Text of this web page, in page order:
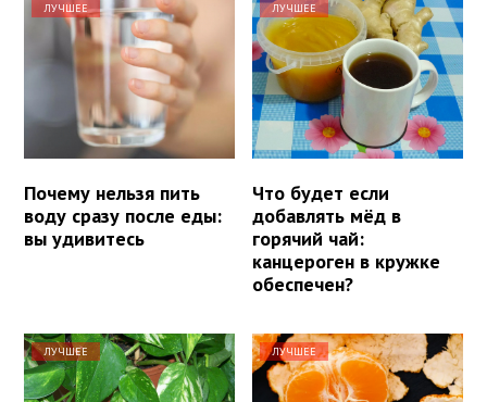
ЛУЧШЕЕ
Почему нельзя пить
воду сразу после еды:
вы удивитесь
ЛУЧШЕЕ
Что будет если
добавлять мёд в
горячий чай:
канцероген в кружке
обеспечен?
ЛУЧШЕЕ ЛУЧШЕЕ